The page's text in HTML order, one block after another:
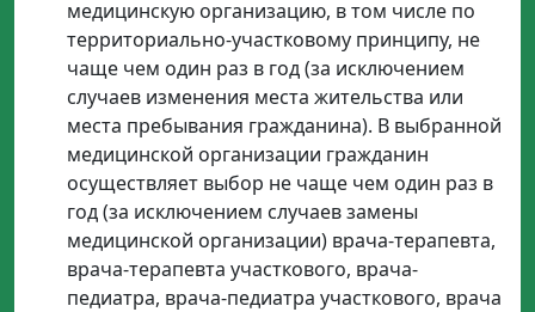
медицинскую организацию, в том числе по
территориально-участковому принципу, не
чаще чем один раз в год (за исключением
случаев изменения места жительства или
места пребывания гражданина). В выбранной
медицинской организации гражданин
осуществляет выбор не чаще чем один раз в
год (за исключением случаев замены
медицинской организации) врача-терапевта,
врача-терапевта участкового, врача-
педиатра, врача-педиатра участкового, врача